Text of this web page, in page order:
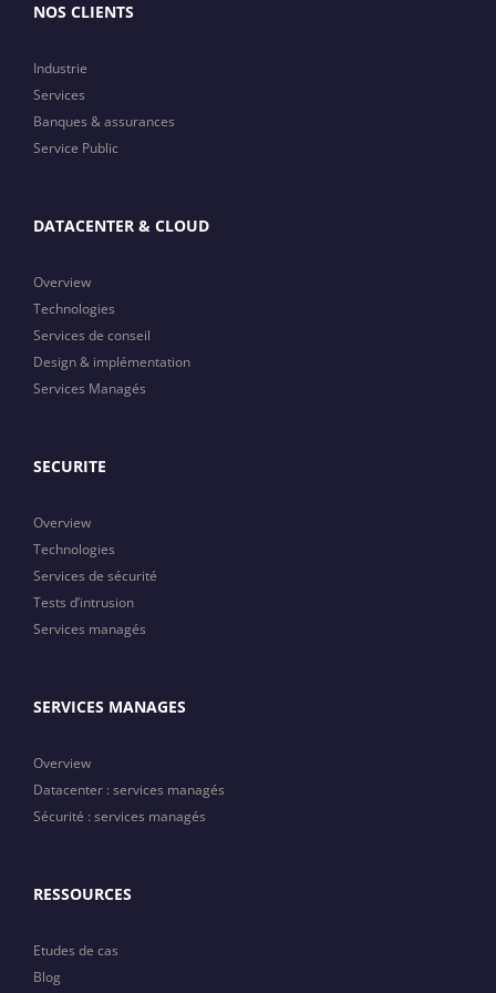
NOS CLIENTS
Industrie
Services
Banques & assurances
Service Public
DATACENTER & CLOUD
Overview
Technologies
Services de conseil
Design & implémentation
Services Managés
SECURITE
Overview
Technologies
Services de sécurité
Tests d’intrusion
Services managés
SERVICES MANAGES
Overview
Datacenter : services managés
Sécurité : services managés
RESSOURCES
Etudes de cas
Blog